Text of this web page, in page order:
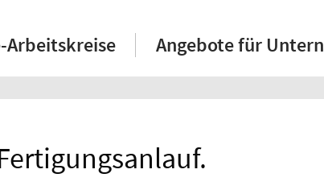
Arbeitskreise Angebote für